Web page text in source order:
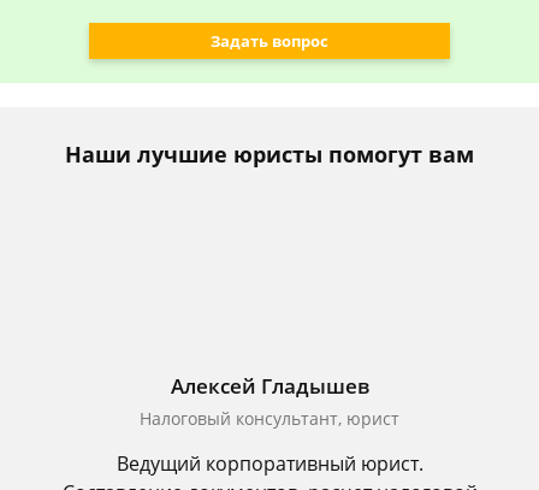
Задать вопрос
Наши лучшие юристы помогут вам
Алексей Гладышев
Налоговый консультант, юрист
Ведущий корпоративный юрист.